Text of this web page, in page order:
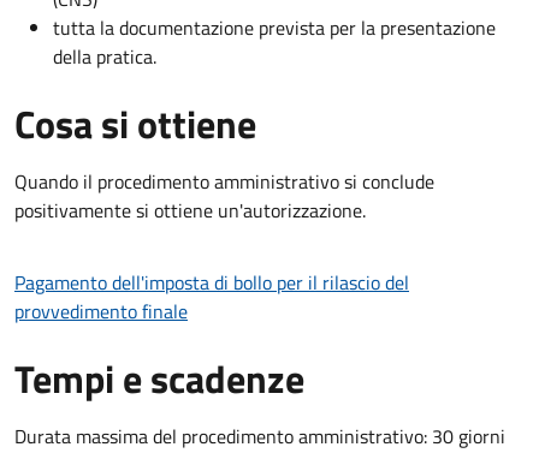
tutta la documentazione prevista per la presentazione
della pratica.
Cosa si ottiene
Quando il procedimento amministrativo si conclude
positivamente si ottiene un'autorizzazione.
Pagamento dell'imposta di bollo per il rilascio del
provvedimento finale
Tempi e scadenze
Durata massima del procedimento amministrativo: 30 giorni